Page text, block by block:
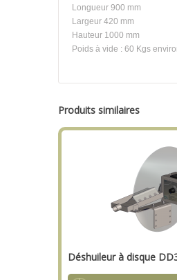
Longueur 900 mm
Largeur 420 mm
Hauteur 1000 mm
Poids à vide : 60 Kgs
Produits similaires
Déshuileur à disque